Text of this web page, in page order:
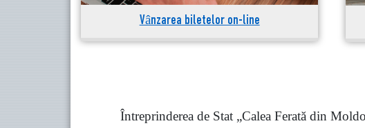
Vânzarea biletelor on-line
Întreprinderea de Stat „Calea Ferată din